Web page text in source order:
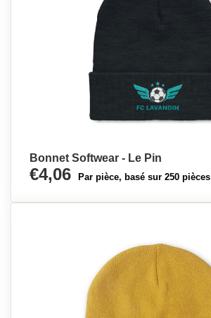
Bonnet Softwear - Le Pin
€4,06 Par pièce, basé sur 250 pièces